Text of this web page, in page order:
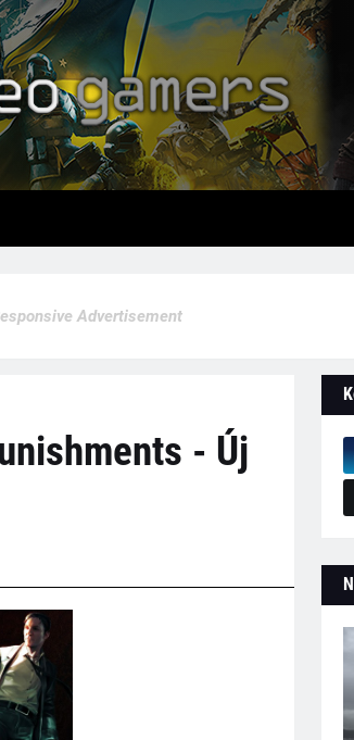
Advertisement
- Új